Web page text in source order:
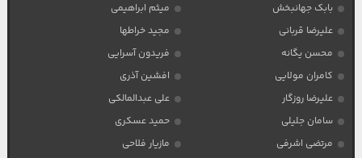
بابک جهانبخش
میثم ابراهیمی
علیرضا قربانی
مجید خراطها
محسن یگانه
فریدون آسرایی
کامران مولایی
افشین آذری
علیرضا روزگار
علی عبدالمالکی
سامان جلیلی
حمید عسکری
مرتضی اشرفی
مازیار فلاحی